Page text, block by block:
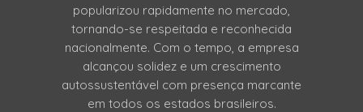
popularizou rapidamente no mercado,
tornando-se respeitada e reconhecida
nacionalmente. Com o tempo, a empresa
alcançou solidez e um crescimento
autossustentável com presença marcante
em todos os estados brasileiros.